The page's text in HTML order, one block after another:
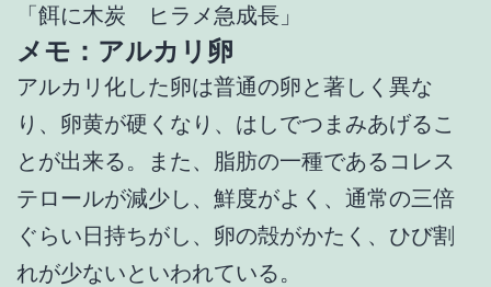
「餌に木炭 ヒラメ急成長」
メモ：アルカリ卵
アルカリ化した卵は普通の卵と著しく異な
り、卵黄が硬くなり、はしでつまみあげるこ
とが出来る。また、脂肪の一種であるコレス
テロールが減少し、鮮度がよく、通常の三倍
ぐらい日持ちがし、卵の殻がかたく、ひび割
れが少ないといわれている。